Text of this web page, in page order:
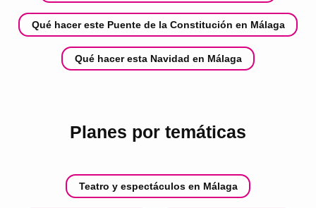
Qué hacer este Puente de la Constitución en Málaga
Qué hacer esta Navidad en Málaga
Planes por temáticas
Teatro y espectáculos en Málaga